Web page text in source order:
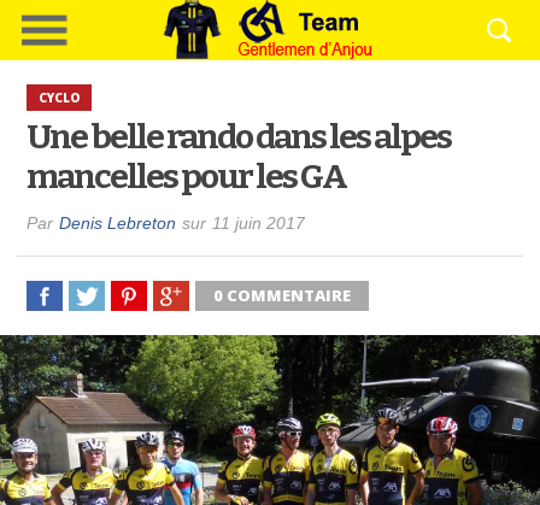
CYCLO
Une belle rando dans les alpes
mancelles pour les GA
Par Denis Lebreton sur 11 juin 2017
0 COMMENTAIRE